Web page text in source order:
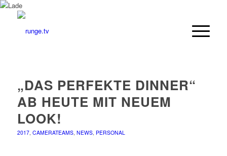
„DAS PERFEKTE DINNER“
AB HEUTE MIT NEUEM
LOOK!
2017, CAMERATEAMS, NEWS, PERSONAL